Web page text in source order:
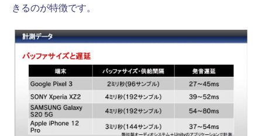
きるのが特徴です。